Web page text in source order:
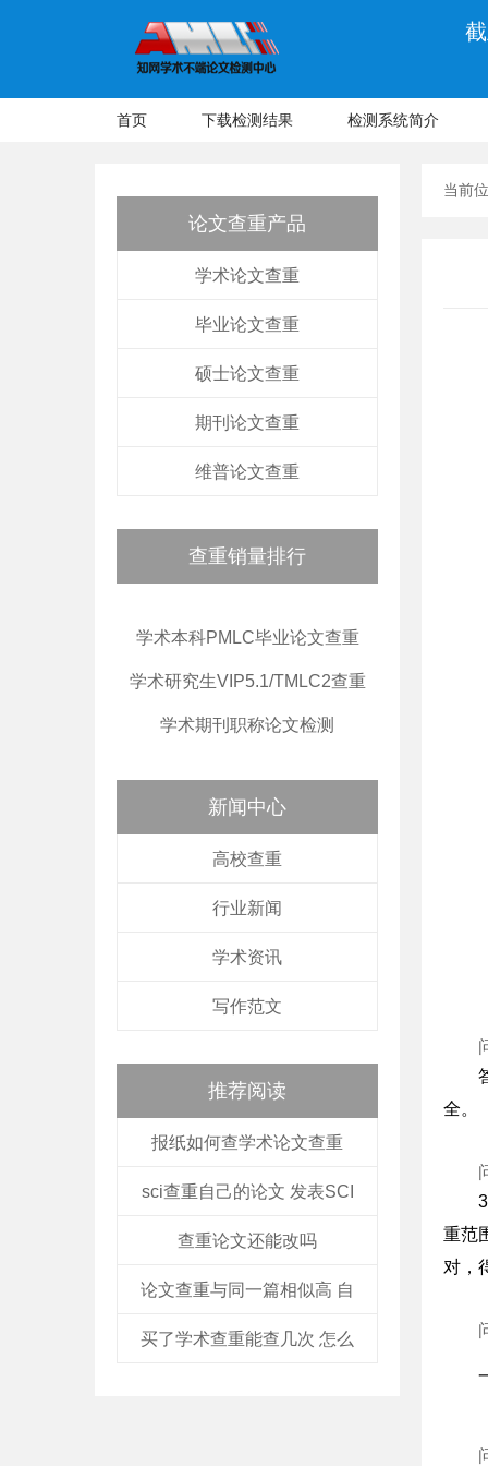
首页 下载检测结果 检测系统简介
论文查重产品
学术论文查重
毕业论文查重
硕士论文查重
期刊论文查重
维普论文查重
查重销量排行
学术本科PMLC毕业论文查重
学术研究生VIP5.1/TMLC2查重
学术期刊职称论文检测
新闻中心
高校查重
行业新闻
学术资讯
写作范文
推荐阅读
报纸如何查学术论文查重
sci查重自己的论文 发表SCI
查重论文还能改吗
论文查重与同一篇相似高 自
买了学术查重能查几次 怎么
当前
全。
重范
对，